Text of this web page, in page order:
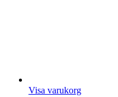
Visa varukorg